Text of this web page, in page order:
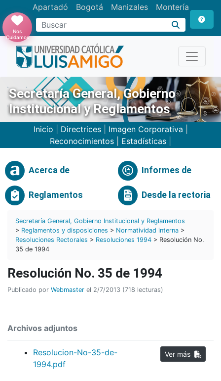
Apartadó Bogotá Manizales Montería
Buscar
Nos
Cuidamos
Secretaría General, Gobierno
Institucional y Reglamentos
Inicio Directrices| Imagen Corporativa
Reconocimientos
Estadísticas
Acerca de Informes de
Reglamentos Desde la rectoria
Secretaría General, Gobierno Institucional y Reglamentos
> Reglamentos y disposiciones > Normatividad interna >
Resoluciones Rectorales > Resoluciones 1994 > Resolución No.
35 de 1994
Resolución No. 35 de 1994
Publicado por Webmaster el 2/7/2013 (718 lecturas)
Archivos adjuntos
Resolucion-No-35-de-
1994.pdf